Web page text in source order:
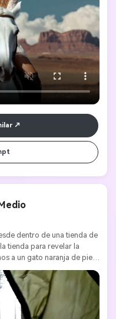
movimiento fluido,
paisaje como primeros
del caballo. La
dentro de una tienda de
tienda para revelar la
a un gato naranja de pie
niebla. [Gato naranja] Se
Sorprendentemente,
El estilo general debe
iluminación realista y alta
entre el ambiente natural